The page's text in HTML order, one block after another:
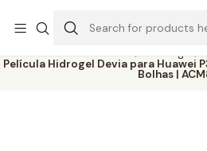
Home Catálogo
Película Hidrogel Devia para Huawei
Bolhas |